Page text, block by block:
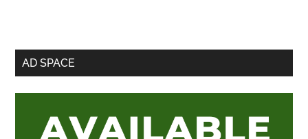
Sidebar
AD SPACE